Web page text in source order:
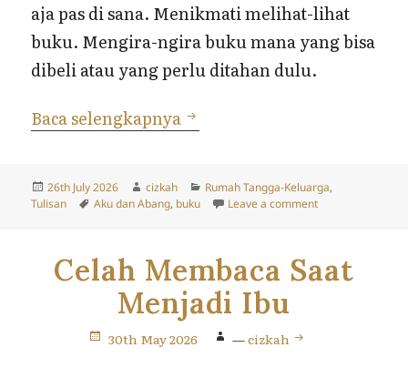
aja pas di sana. Menikmati melihat-lihat
buku. Mengira-ngira buku mana yang bisa
dibeli atau yang perlu ditahan dulu.
Baca selengkapnya Ketemu Buku Bacaan
Posted
on
26th July 2026 Author
cizkah Categories
Rumah Tangga-Keluarga,
Tulisan
Tags
Aku dan Abang, buku Leave a commenton Ketemu Buku
Celah Membaca Saat
Menjadi Ibu
30th May 2026 —cizkah